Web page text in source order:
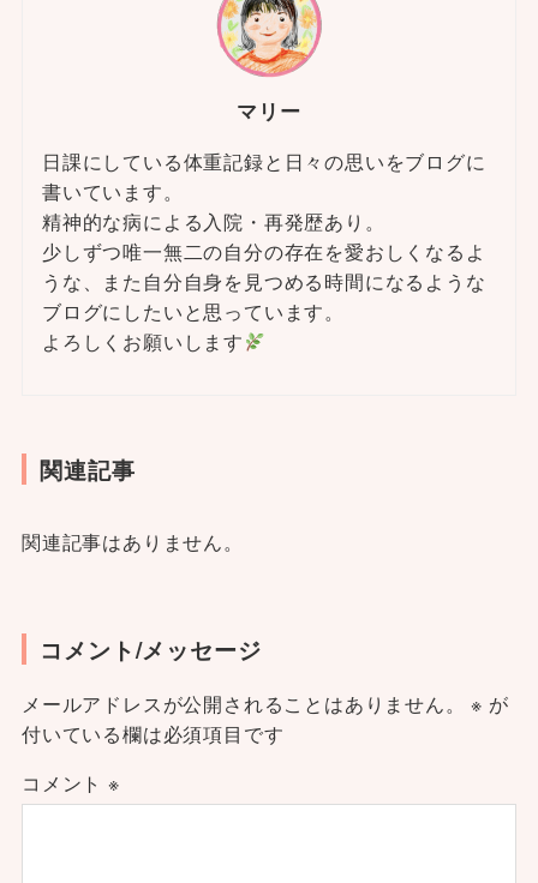
マリー
日課にしている体重記録と日々の思いをブログに
書いています。
精神的な病による入院・再発歴あり。
少しずつ唯一無二の自分の存在を愛おしくなるよ
うな、また自分自身を見つめる時間になるような
ブログにしたいと思っています。
よろしくお願いします
関連記事
関連記事はありません。
コメント/メッセージ
メールアドレスが公開されることはありません。 ※ が
付いている欄は必須項目です
コメント ※